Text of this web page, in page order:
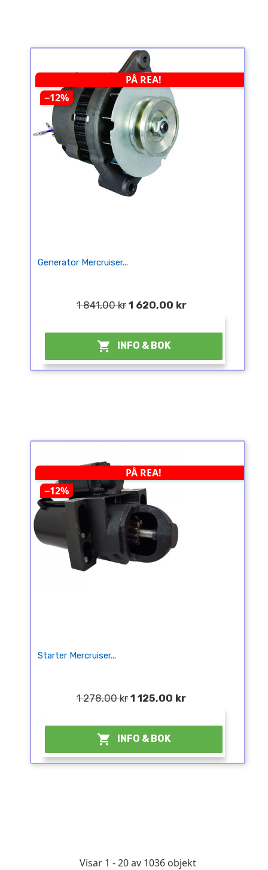
PÅ REA!
−12%
Generator Mercruiser...
1 841,00 kr 1 620,00 kr
 INFO & BOK
PÅ REA!
−12%
Starter Mercruiser...
1 278,00 kr 1 125,00 kr
 INFO & BOK
Visar 1 - 20 av 1036 objekt